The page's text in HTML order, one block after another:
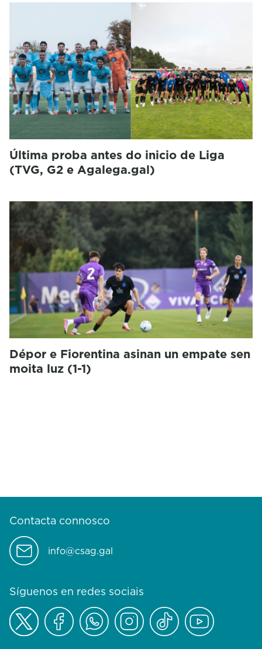
Última proba antes do inicio de Liga
(TVG, G2 e Agalega.gal)
Dépor e Fiorentina asinan un empate sen
moita luz (1-1)
Contacta connosco
info@csag.gal
Síguenos en redes sociais